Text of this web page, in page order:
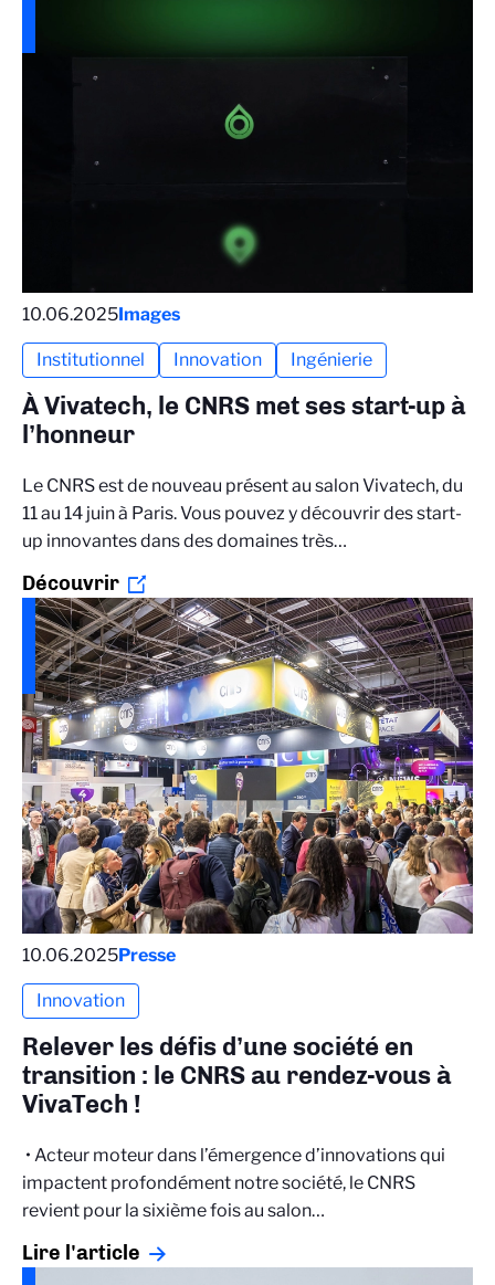
10.06.2025Images
Institutionnel Innovation Ingénierie
À Vivatech, le CNRS met ses start-up à
l’honneur
Le CNRS est de nouveau présent au salon Vivatech, du
11 au 14 juin à Paris. Vous pouvez y découvrir des start-
up innovantes dans des domaines très…
Découvrir
10.06.2025Presse
Innovation
Relever les défis d’une société en
transition : le CNRS au rendez-vous à
VivaTech !
• Acteur moteur dans l’émergence d’innovations qui
impactent profondément notre société, le CNRS
revient pour la sixième fois au salon…
Lire l'article